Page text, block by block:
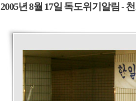
2005년 8월 17일 독도위기알림 -